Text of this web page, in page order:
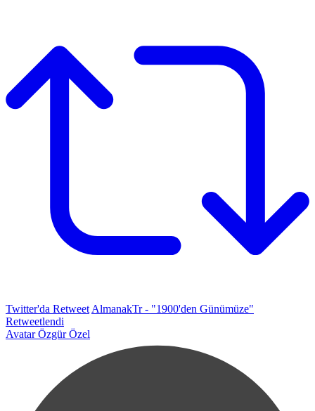
Twitter'da Retweet AlmanakTr - "1900'den Günümüze"
Retweetlendi
Avatar Özgür Özel